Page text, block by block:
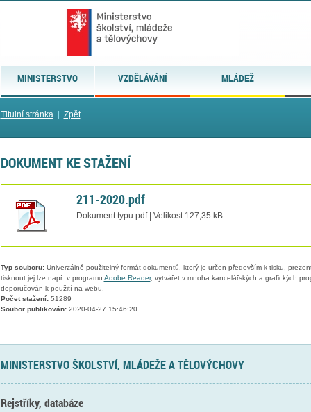
MINISTERSTVO VZDĚLÁVÁNÍ MLÁDEŽ
Titulní stránka| Zpět
DOKUMENT KE STAŽENÍ
211-2020.pdf
Dokument typu pdf | Velikost 127,35 kB
Typ souboru:Univerzálně použitelný formát dokumentů, který je určen především k tisku,
tisknout jej lze např. v programu Adobe Reader, vytvářet v mnoha kancelářských a grafických
doporučován k použití na webu.
Počet stažení:51289
Soubor publikován:2020-04-27 15:46:20
MINISTERSTVO ŠKOLSTVÍ, MLÁDEŽE A TĚLOVÝCHOVY
Rejstříky, databáze